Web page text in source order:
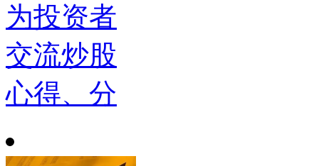
为投资者
交流炒股
心得、分